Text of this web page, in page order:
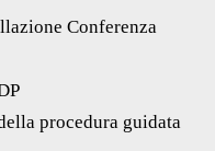
Conferenza
procedura guidata